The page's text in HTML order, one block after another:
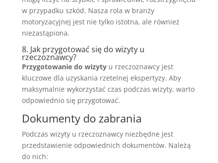
w przypadku szkód. Nasza rola w branży
motoryzacyjnej jest nie tylko istotna, ale również
niezastąpiona.
8. Jak przygotować się do wizyty u
rzeczoznawcy?
Przygotowanie do wizytyu rzeczoznawcy jest
kluczowe dla uzyskania rzetelnej ekspertyzy. Aby
maksymalnie wykorzystać czas podczas wizyty, warto
odpowiednio się przygotować.
Dokumenty do zabrania
Podczas wizyty u rzeczoznawcy niezbędne jest
przedstawienie odpowiednich dokumentów. Należą
do nich: